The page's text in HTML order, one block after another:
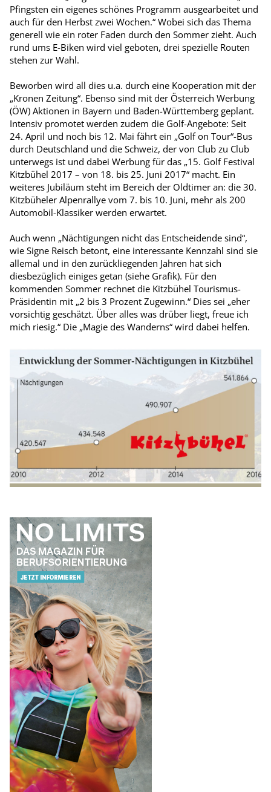
Pfingsten ein eigenes schönes Programm ausgearbeitet und
auch für den Herbst zwei Wochen.“ Wobei sich das Thema
generell wie ein roter Faden durch den Sommer zieht. Auch
rund ums E-Biken wird viel geboten, drei spezielle Routen
stehen zur Wahl.
Beworben wird all dies u.a. durch eine Kooperation mit der
„Kronen Zeitung“. Ebenso sind mit der Österreich Werbung
(ÖW) Aktionen in Bayern und Baden-Württemberg geplant.
Intensiv promotet werden zudem die Golf-Angebote: Seit
24. April und noch bis 12. Mai fährt ein „Golf on Tour“-Bus
durch Deutschland und die Schweiz, der von Club zu Club
unterwegs ist und dabei Werbung für das „15. Golf Festival
Kitzbühel 2017 – von 18. bis 25. Juni 2017“ macht. Ein
weiteres Jubiläum steht im Bereich der Oldtimer an: die 30.
Kitzbüheler Alpenrallye vom 7. bis 10. Juni, mehr als 200
Automobil-Klassiker werden erwartet.
Auch wenn „Nächtigungen nicht das Entscheidende sind“,
wie Signe Reisch betont, eine interessante Kennzahl sind sie
allemal und in den zurückliegenden Jahren hat sich
diesbezüglich einiges getan (siehe Grafik). Für den
kommenden Sommer rechnet die Kitzbühel Tourismus-
Präsidentin mit „2 bis 3 Prozent Zugewinn.“ Dies sei „eher
vorsichtig geschätzt. Über alles was drüber liegt, freue ich
mich riesig.“ Die „Magie des Wanderns“ wird dabei helfen.